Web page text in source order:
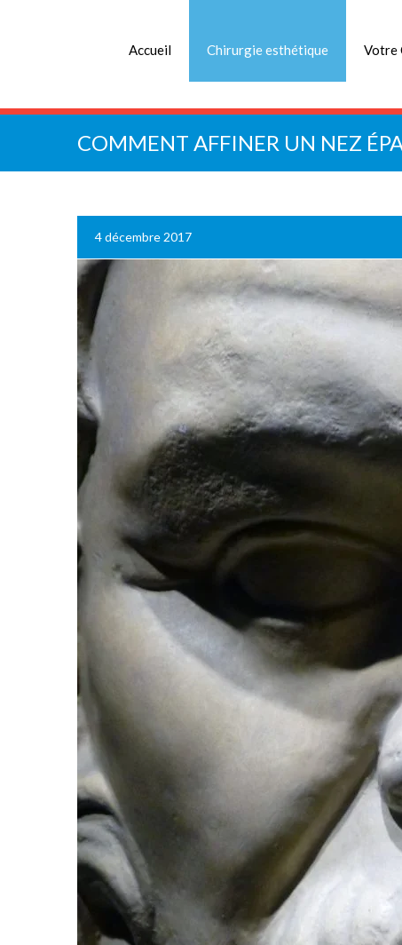
Accueil Chirurgie esthétique Votre
COMMENT AFFINER UN NEZ
4 décembre 2017